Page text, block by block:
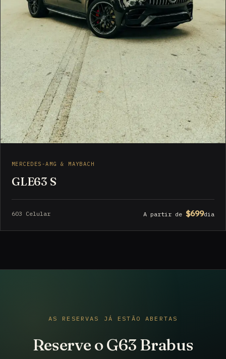
MERCEDES-AMG & MAYBACH
GLE63 S
603 Celular A partir de $699dia
AS RESERVAS JÁ ESTÃO ABERTAS
Reserve o G63 Brabus